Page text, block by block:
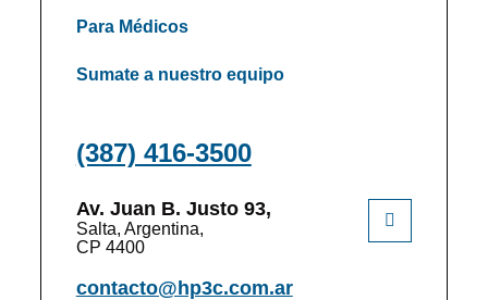
Para Médicos
Sumate a nuestro equipo
(387) 416-3500
Av. Juan B. Justo 93,
Salta, Argentina,
CP 4400
contacto@hp3c.com.ar